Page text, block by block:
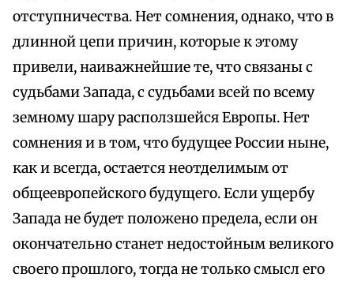
отступничества. Нет сомнения, однако, что в
длинной цепи причин, которые к этому
привели, наиважнейшие те, что связаны с
судьбами Запада, с судьбами всей по всему
земному шару расползшейся Европы. Нет
сомнения и в том, что будущее России ныне,
как и всегда, остается неотделимым от
общеевропейского будущего. Если ущербу
Запада не будет положено предела, если он
окончательно станет недостойным великого
своего прошлого, тогда не только смысл его